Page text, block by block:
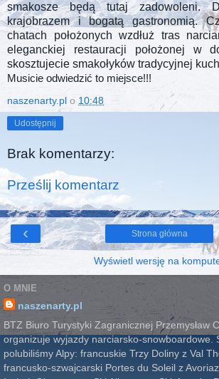
smakosze będą tutaj zadowoleni.
krajobrazem i bogatą gastronomią.
chatach położonych wzdłuż tras
eleganckiej restauracji położonej w
skosztujecie smakołyków tradycyjnej
Musicie odwiedzić to miejsce!!!
naszenarty.pl o 10:48
Udostępnij
Brak komentarzy:
Prześlij komentarz
‹ Strona główna
Wyświetl wersję na
O MNIE
naszenarty.pl
BTZ Biuro Turystyki Zagranicznej Przemysław
organizuje wyjazdy narciarsko-snowboardowe.
polubiliśmy Alpy: francuskie Trzy Doliny z Val
francusko-szwajcarski Portes du Soleil z